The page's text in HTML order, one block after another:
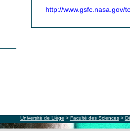
http://www.gsfc.nasa.gov/
Université de Liège > Faculté des Sciences>